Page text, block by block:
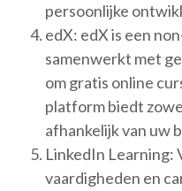
persoonlijke
edX: edX is een
samenwerkt met
om gratis online
platform biedt
afhankelijk van uw
LinkedIn Learning:
vaardigheden en